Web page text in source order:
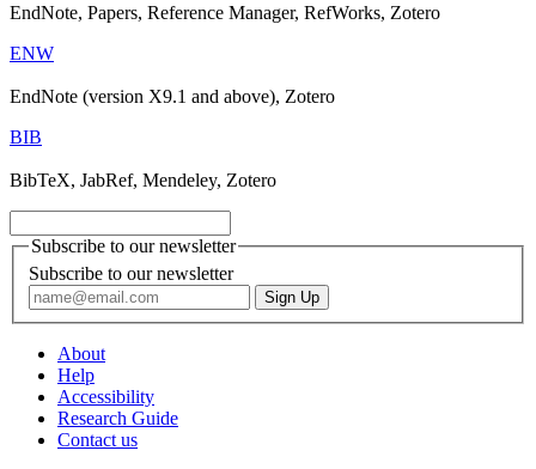
EndNote, Papers, Reference Manager, RefWorks, Zotero
ENW
EndNote (version X9.1 and above), Zotero
BIB
BibTeX, JabRef, Mendeley, Zotero
Subscribe to our newsletter
Subscribe to our newsletter
About
Help
Accessibility
Research Guide
Contact us